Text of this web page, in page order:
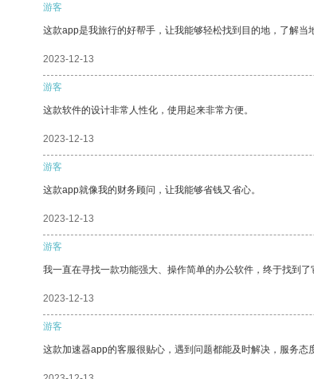
游客
这款app是我旅行的好帮手，让我能够轻松找到目的地，了解当
2023-12-13
游客
这款软件的设计非常人性化，使用起来非常方便。
2023-12-13
游客
这款app就像我的财务顾问，让我能够省钱又省心。
2023-12-13
游客
我一直在寻找一款功能强大、操作简单的办公软件，终于找到
2023-12-13
游客
这款加速器app的客服很贴心，遇到问题都能及时解决，服务态